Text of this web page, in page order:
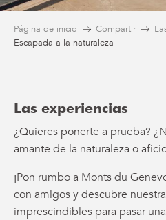
Página de inicio Compartir
Escapada a la naturaleza
Las experiencias
¿Quieres ponerte a prueba?
amante de la naturaleza o
¡Pon rumbo a Monts du
con amigos y descubre
imprescindibles para pasar